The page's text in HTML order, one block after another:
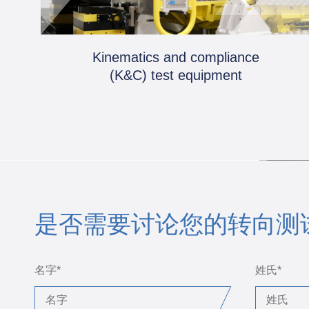
Kinematics and compliance
(K&C) test equipment
是否需要讨论您的转向测
名字* 姓氏*